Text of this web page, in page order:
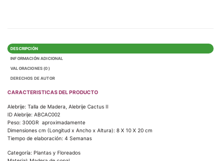
DESCRIPCIÓN
INFORMACIÓN ADICIONAL
VALORACIONES (0)
DERECHOS DE AUTOR
CARACTERISTICAS DEL PRODUCTO
Alebrije: Talla de Madera, Alebrije Cactus II
ID Alebrije: ABCAC002
Peso: 300GR aproximadamente
Dimensiones cm (Longitud x Ancho x Altura): 8 X 10 X 20 cm
Tiempo de elaboración: 4 Semanas
Categoría: Plantas y Floreados